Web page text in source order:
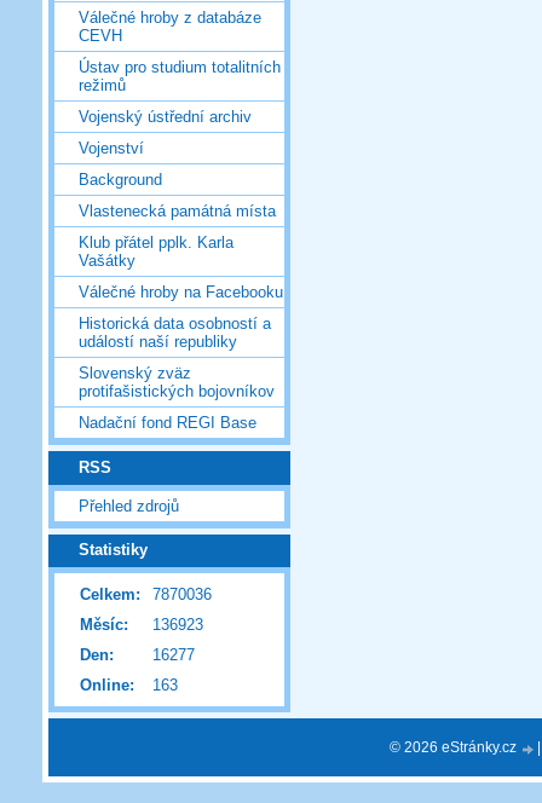
Válečné hroby z databáze
CEVH
Ústav pro studium totalitních
režimů
Vojenský ústřední archiv
Vojenství
Background
Vlastenecká památná místa
Klub přátel pplk. Karla
Vašátky
Válečné hroby na Facebooku
Historická data osobností a
událostí naší republiky
Slovenský zväz
protifašistických bojovníkov
Nadační fond REGI Base
RSS
Přehled zdrojů
Statistiky
Online: 163
Celkem:
7870036
Měsíc:
136923
Den:
16277
© 2026 eStránky.cz